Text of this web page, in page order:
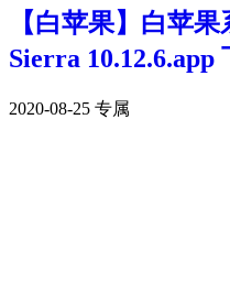
【白苹果】白苹
Sierra 10.12.6.app
2020-08-25 专属